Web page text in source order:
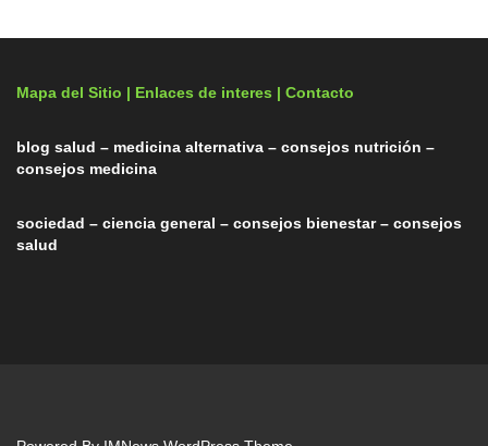
Mapa del Sitio | Enlaces de interes | Contacto
blog salud – medicina alternativa – consejos nutrición –
consejos medicina
sociedad – ciencia general – consejos bienestar – consejos
salud